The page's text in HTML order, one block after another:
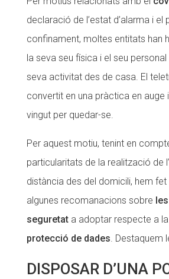
declaració de l’estat d’alarma i el
confinament, moltes entitats han
la seva seu física i el seu
seva activitat des de casa. El
convertit en una pràctica en auge
vingut per quedar-se.
Per aquest motiu, tenint en
particularitats de la realització de
distància des del domicili, hem fet
algunes recomanacions sobre
seguretata adoptar respecte a
protecció de dades. Destaquem
DISPOSAR D’UNA
CONEIX FUNDESPLAI
La Fundació
Missió i valors
Proposta educativa
ACTUALITAT
Notícies
CONEIX FUNDESPLAI
La Fundació
Missió i valors
Proposta educativa
ACTUALITAT
Notícies